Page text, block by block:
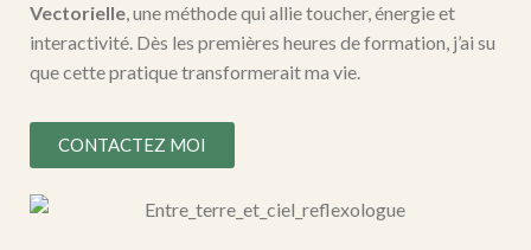
Vectorielle, une méthode qui allie toucher, énergie et
interactivité. Dès les premières heures de formation, j’ai su
que cette pratique transformerait ma vie.
CONTACTEZ MOI